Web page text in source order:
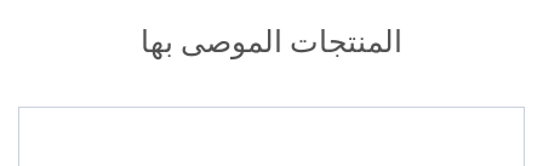
المنتجات الموصى بها